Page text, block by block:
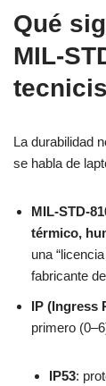
Qué
MIL-
La durabilidad
se habla de
MIL-STD-
térmico,
una
fabricante
IP (Ingress
primero
IP53: